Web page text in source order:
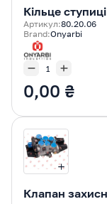
Кільце
Артикул:80.20.06
Brand:Onyarbi
0,00 ₴
Клапан